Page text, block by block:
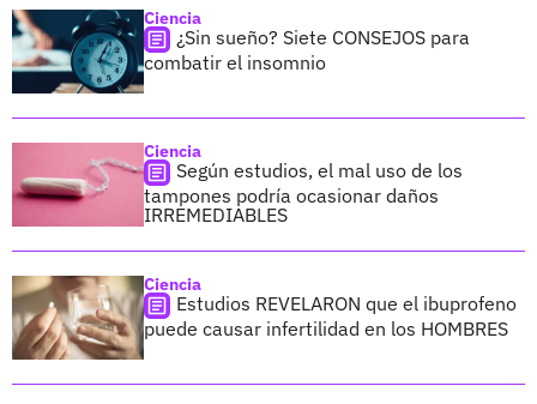
Ciencia
¿Sin sueño? Siete CONSEJOS para
combatir el insomnio
Ciencia
Según estudios, el mal uso de los
tampones podría ocasionar daños
IRREMEDIABLES
Ciencia
Estudios REVELARON que el ibuprofeno
puede causar infertilidad en los HOMBRES